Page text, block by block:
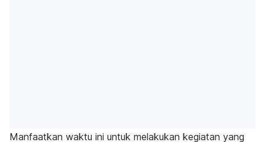
Manfaatkan waktu ini untuk melakukan kegiatan yang